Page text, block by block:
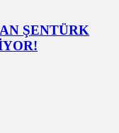
ŞENTÜRK